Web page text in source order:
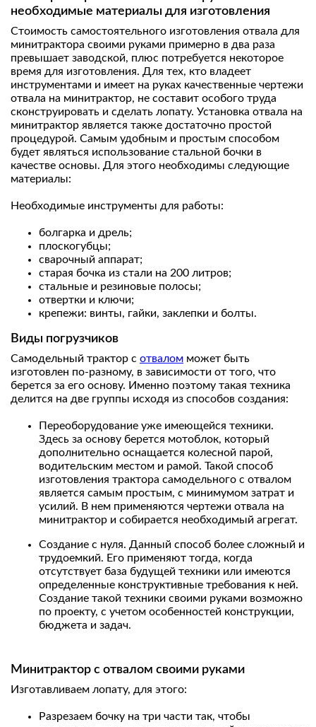
необходимые материалы для изготовления
Стоимость самостоятельного изготовления отвала для
минитрактора своими руками примерно в два раза
превышает заводской, плюс потребуется некоторое
время для изготовления. Для тех, кто владеет
инструментами и имеет на руках качественные чертежи
отвала на минитрактор, не составит особого труда
сконструировать и сделать лопату. Установка отвала на
минитрактор является также достаточно простой
процедурой. Самым удобным и простым способом
будет являться использование стальной бочки в
качестве основы. Для этого необходимы следующие
материалы:
Необходимые инструменты для работы:
болгарка и дрель;
плоскогубцы;
сварочный аппарат;
старая бочка из стали на 200 литров;
стальные и резиновые полосы;
отвертки и ключи;
крепежи: винты, гайки, заклепки и болты.
Виды погрузчиков
Самодельный трактор с отвалом может быть
изготовлен по-разному, в зависимости от того, что
берется за его основу. Именно поэтому такая техника
делится на две группы исходя из способов создания:
Переоборудование уже имеющейся техники.
Здесь за основу берется мотоблок, который
дополнительно оснащается колесной парой,
водительским местом и рамой. Такой способ
изготовления трактора самодельного с отвалом
является самым простым, с минимумом затрат и
усилий. В нем применяются чертежи отвала на
минитрактор и собирается необходимый агрегат.
Создание с нуля. Данный способ более сложный и
трудоемкий. Его применяют тогда, когда
отсутствует база будущей техники или имеются
определенные конструктивные требования к ней.
Создание такой техники своими руками возможно
по проекту, с учетом особенностей конструкции,
бюджета и задач.
Минитрактор с отвалом своими руками
Изготавливаем лопату, для этого:
Разрезаем бочку на три части так, чтобы